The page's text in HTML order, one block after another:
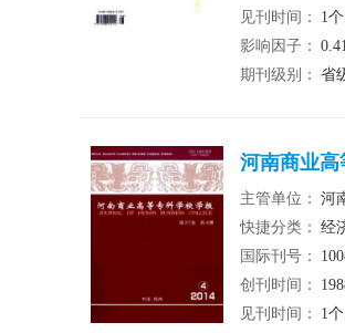
见刊时间：
1
影响因子：
期刊级别： 省
河南商业
主管单位： 河
快捷分类： 经
国际刊号：
创刊时间：
见刊时间：
1